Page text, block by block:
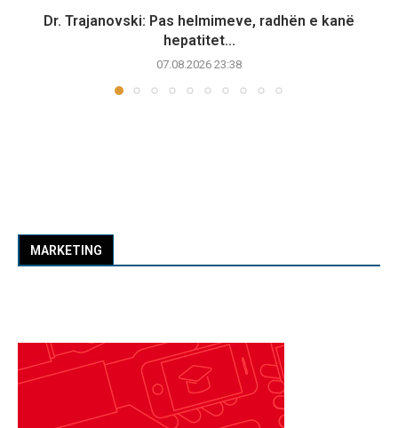
Dr. Trajanovski: Pas helmimeve, radhën e kanë
hepatitet...
07.08.2026 23:38
MARKETING